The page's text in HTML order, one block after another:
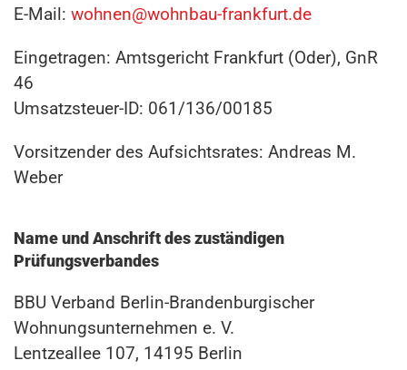
E-Mail: wohnen@wohnbau-frankfurt.de
Eingetragen: Amtsgericht Frankfurt (Oder), GnR
46
Umsatzsteuer-ID: 061/136/00185
Vorsitzender des Aufsichtsrates: Andreas M.
Weber
Name und Anschrift des zuständigen
Prüfungsverbandes
BBU Verband Berlin-Brandenburgischer
Wohnungsunternehmen e. V.
Lentzeallee 107, 14195 Berlin